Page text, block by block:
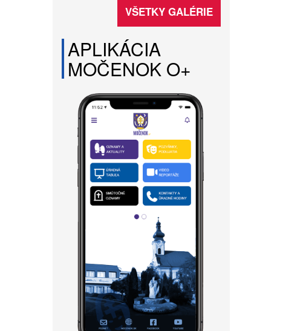
VŠETKY GALÉRIE
APLIKÁCIA
MOČENOK O+